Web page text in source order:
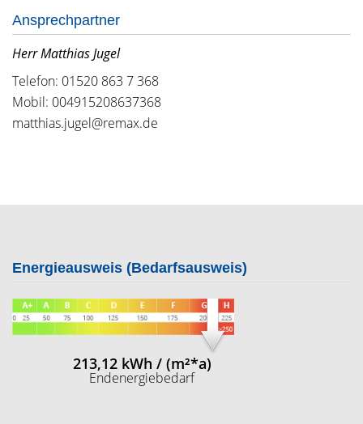
Ansprechpartner
Herr Matthias Jugel
Telefon: 01520 863 7 368
Mobil: 004915208637368
matthias.jugel@remax.de
Energieausweis (Bedarfsausweis)
213,12 kWh / (m²*a)
Endenergiebedarf